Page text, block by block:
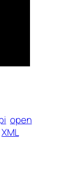
open
XML